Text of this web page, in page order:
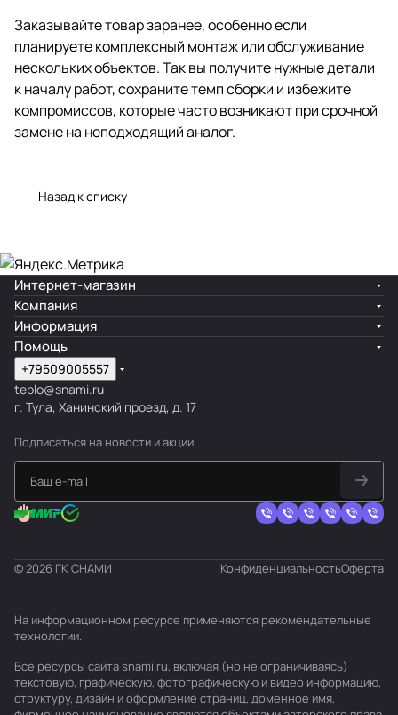
Заказывайте товар заранее, особенно если
планируете комплексный монтаж или обслуживание
нескольких объектов. Так вы получите нужные детали
к началу работ, сохраните темп сборки и избежите
компромиссов, которые часто возникают при срочной
замене на неподходящий аналог.
Назад к списку
Интернет-магазин
Компания
Информация
Помощь
+79509005557
teplo@snami.ru
г. Тула, Ханинский проезд, д. 17
Подписаться на новости и акции
© 2026 ГК СНАМИ КонфиденциальностьОферта
На информационном ресурсе применяются рекомендательные
технологии.
Все ресурсы сайта snami.ru, включая (но не ограничиваясь)
текстовую, графическую, фотографическую и видео информацию,
структуру, дизайн и оформление страниц, доменное имя,